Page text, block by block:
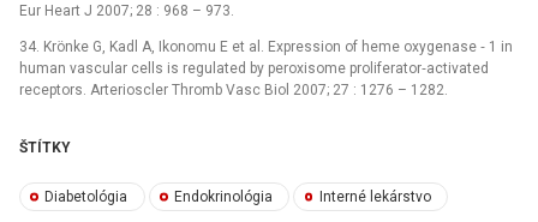
Eur Heart J 2007; 28 : 968 –⁠ 973.
34. Krönke G, Kadl A, Ikonomu E et al. Expression of heme oxygenase ‑⁠ 1 in
human vascular cells is regulated by peroxisome proliferator‑activated
receptors. Arterioscler Thromb Vasc Biol 2007; 27 : 1276 –⁠ 1282.
ŠTÍTKY
Diabetológia Endokrinológia Interné lekárstvo